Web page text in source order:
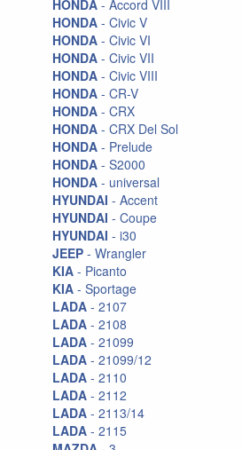
HONDA - Accord VIII
HONDA - Civic V
HONDA - Civic VI
HONDA - Civic VII
HONDA - Civic VIII
HONDA - CR-V
HONDA - CRX
HONDA - CRX Del Sol
HONDA - Prelude
HONDA - S2000
HONDA - universal
HYUNDAI - Accent
HYUNDAI - Coupe
HYUNDAI - i30
JEEP - Wrangler
KIA - Picanto
KIA - Sportage
LADA - 2107
LADA - 2108
LADA - 21099
LADA - 21099/12
LADA - 2110
LADA - 2112
LADA - 2113/14
LADA - 2115